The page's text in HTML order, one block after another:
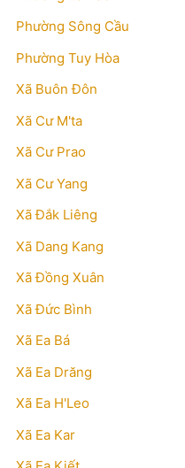
Phường Sông Cầu
Phường Tuy Hòa
Xã Buôn Đôn
Xã Cư M'ta
Xã Cư Prao
Xã Cư Yang
Xã Đắk Liêng
Xã Dang Kang
Xã Đồng Xuân
Xã Đức Bình
Xã Ea Bá
Xã Ea Drăng
Xã Ea H'Leo
Xã Ea Kar